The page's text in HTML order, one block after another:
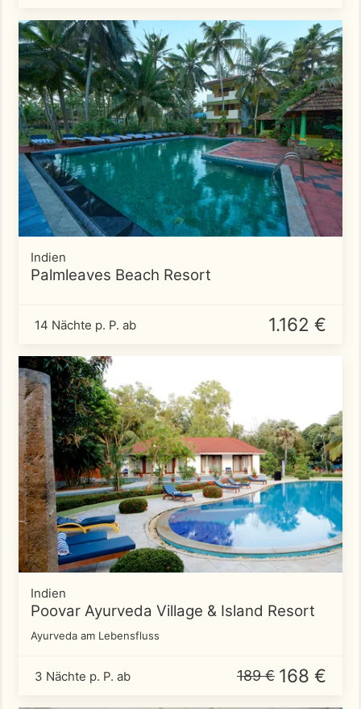
Indien
Palmleaves Beach Resort
14 Nächte p. P. ab 1.162 €
Indien
Poovar Ayurveda Village & Island Resort
Ayurveda am Lebensfluss
3 Nächte p. P. ab 189 € 168 €